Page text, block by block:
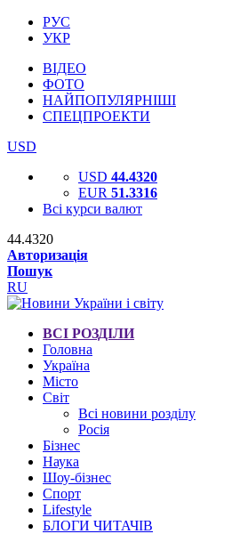
РУС
УКР
ВІДЕО
ФОТО
НАЙПОПУЛЯРНІШІ
СПЕЦПРОЕКТИ
USD
USD 44.4320
EUR 51.3316
Всі курси валют
44.4320
Авторизація
Пошук
RU
ВСІ РОЗДІЛИ
Головна
Україна
Місто
Світ
Всі новини розділу
Росія
Бізнес
Наука
Шоу-бізнес
Спорт
Lifestyle
БЛОГИ ЧИТАЧІВ